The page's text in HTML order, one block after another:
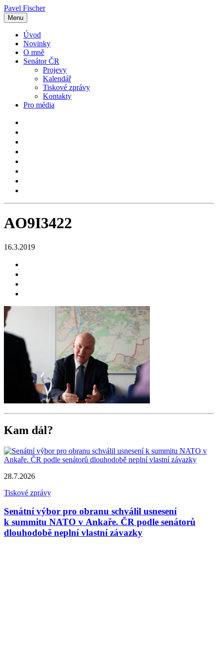
Pavel Fischer
Menu
Úvod
Novinky
O mně
Senátor ČR
Projevy
Kalendář
Tiskové zprávy
Kontakty
Pro média
AO9I3422
16.3.2019
Kam dál?
28.7.2026
Tiskové zprávy
Senátní výbor pro obranu schválil usnesení
k summitu NATO v Ankaře. ČR podle senátorů
dlouhodobě neplní vlastní závazky